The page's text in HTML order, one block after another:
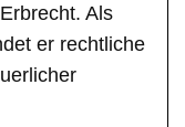
Als
er rechtliche